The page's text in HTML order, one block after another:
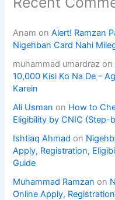
Anam onAlert! Ramzan
Nigehban Card Nahi
muhammad umardraz on
10,000 Kisi Ko Na De –
Karein
Ali Usman on How to
Eligibility by CNIC (Step-
Ishtiaq Ahmad on
Apply, Registration,
Guide
Muhammad Ramzan on
Online Apply,